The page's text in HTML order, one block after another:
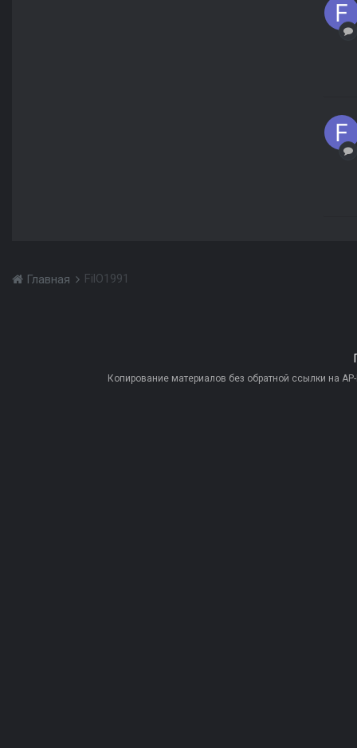
Главная FilO1991
Копирование материалов без обратной ссылки на